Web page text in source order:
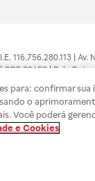
116.756.280.113 |
89453 | Polo
as orientações
Os preços e
de dados, para
de produto em
para: confirmar sua
o
Você poderá
e Cookies